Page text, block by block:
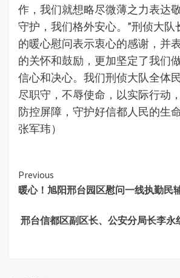
作，我们就想略尽微薄之力表达
守护，我们格外安心。”刑侦大队
的暖心慰问表示衷心的感谢，并
的关怀和鼓励，更加坚定了我们
信心和决心。我们刑侦大队全体
尽职守，不辱使命，以实际行动
防控屏障，守护好信都人民的生
张军玮）
Continue
Reading
Previous
暖心！旭阳邢台园区慰问一线执勤民
邢台信都区副区长、公安分局长李永